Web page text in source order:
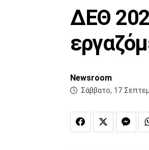
ΔΕΘ
Newsroom
Σάββατο, 17